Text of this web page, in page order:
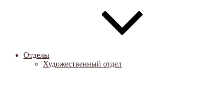
Отделы
Художественный отдел